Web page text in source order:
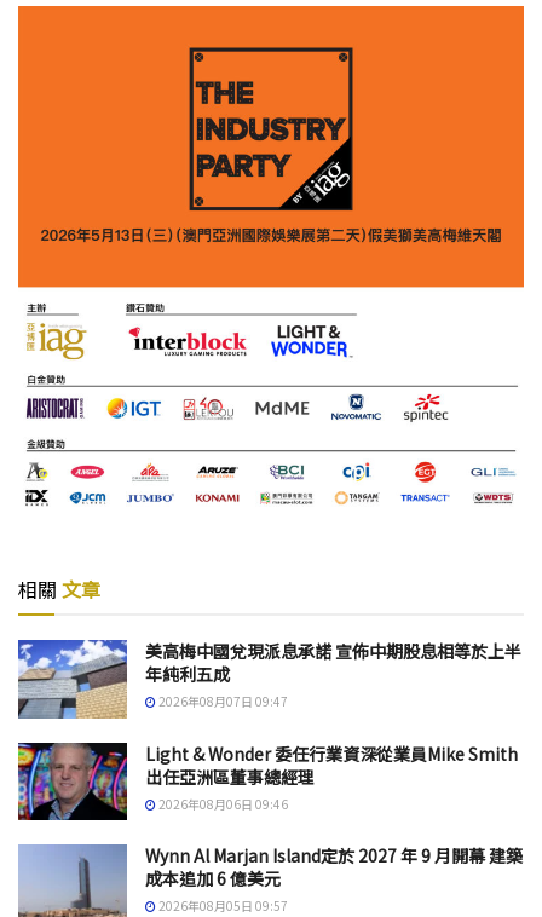
相關 文章
美高梅中國兌現派息承諾 宣佈中期股息相等於上半
年純利五成
2026年08月07日 09:47
Light & Wonder 委任行業資深從業員Mike Smith
出任亞洲區董事總經理
2026年08月06日 09:46
Wynn Al Marjan Island定於 2027 年 9 月開幕 建築
成本追加 6 億美元
2026年08月05日 09:57